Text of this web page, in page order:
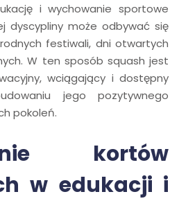
i wychowanie sportowe
dyscypliny może odbywać się
festiwali, dni otwartych
W ten sposób squash jest
wciągający i dostępny
jego pozytywnego
pokoleń.
kortów
w edukacji i